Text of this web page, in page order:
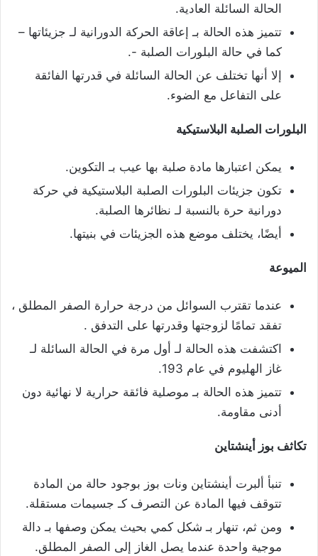
الحالة السائلة العادية.
تتميز هذه الحالة بـ إعاقة الحركة الدورانية لـ جزيئاتها –
كما في حالة البلورات الصلبة -.
إلا أنها تختلف عن الحالة السائلة في قدرتها الفائقة
على التفاعل مع الضوء.
البلورات الصلبة البلاستيكية
يمكن اعتبارها مادة صلبة بها عيب بـ التكوين.
تكون جزيئات البلورات الصلبة البلاستيكية في حركة
دورانية حرة بالنسبة لـ نظائرها الصلبة.
أيضًا، يختلف موضع هذه الجزيئات في بنيتها.
الميوعة
عندما تقترب السوائل من درجة حرارة الصفر المطلق ،
تفقد تمامًا لزوجتها وقدرتها على التدفق .
اكتشفت هذه الحالة لـ أول مرة في الحالة السائلة لـ
غاز الهليوم في عام 193.
تتميز هذه الحالة بـ موصلية فائقة حرارية لا نهائية دون
أدنى مقاومة.
تكاثف بوز أينشتاين
تنبأ ألبرت أينشتاين ونات بوز بوجود حالة من المادة
تتوقف فيها المادة عن التصرف كـ جسيمات مستقلة.
ومن ثم، تنهار بـ شكل كمي بحيث يمكن وصفها بـ دالة
موجية واحدة عندما يصل الغاز إلى الصفر المطلق.